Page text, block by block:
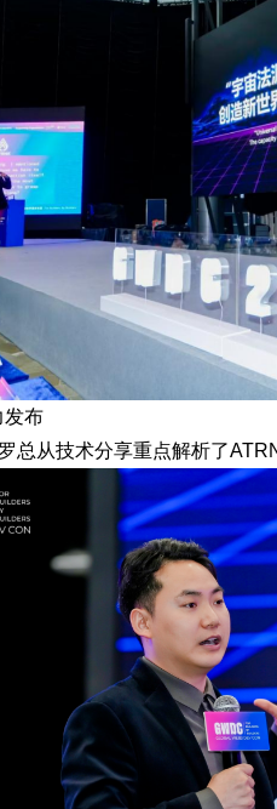
发布
总从技术分享重点解析了